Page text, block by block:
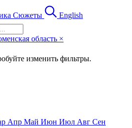
Сюжеты English
область ×
изменить фильтры.
Апр Май Июн Июл Авг Сен